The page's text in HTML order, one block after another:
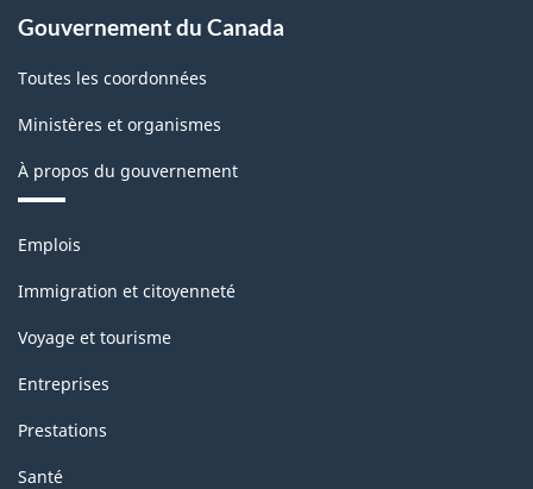
Gouvernement du Canada
Toutes les coordonnées
Ministères et organismes
À propos du gouvernement
Thèmes
sujets
Emplois
Immigration et citoyenneté
Voyage et tourisme
Entreprises
Prestations
Santé